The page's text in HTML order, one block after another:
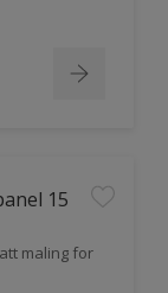
15
maling for